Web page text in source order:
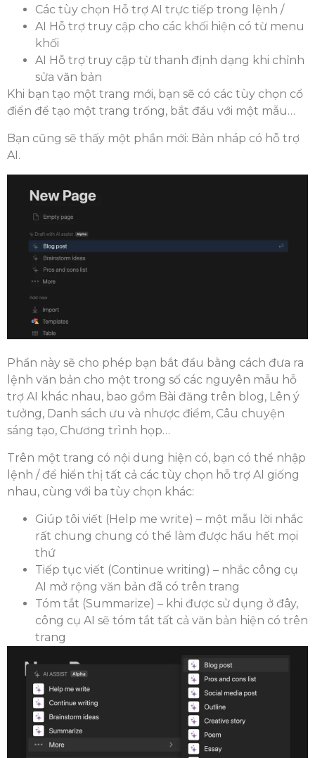
Các tùy chọn Hỗ trợ AI trực tiếp trong lệnh /
AI Hỗ trợ truy cập cho các khối hiện có từ menu
khối
AI Hỗ trợ truy cập từ thanh định dạng khi chỉnh
sửa văn bản
Khi bạn tạo một trang mới, bạn sẽ có các tùy chọn cổ
điển để tạo một trang trống, bắt đầu với một mẫu…
Bạn cũng sẽ thấy một phần mới: Bản nháp có hỗ trợ
AI.
Phần này sẽ cho phép bạn bắt đầu bằng cách đưa ra
lệnh văn bản cho một trong số các nguyên mẫu hỗ
trợ AI khác nhau, bao gồm Bài đăng trên blog, Lên ý
tưởng, Danh sách ưu và nhược điểm, Câu chuyện
sáng tạo, Chương trình họp…
Trên một trang có nội dung hiện có, bạn có thể nhập
lệnh / để hiển thị tất cả các tùy chọn hỗ trợ AI giống
nhau, cùng với ba tùy chọn khác:
Giúp tôi viết (Help me write) – một mẫu lời nhắc
rất chung chung có thể làm được hầu hết mọi
thứ
Tiếp tục viết (Continue writing) – nhắc công cụ
AI mở rộng văn bản đã có trên trang
Tóm tắt (Summarize) – khi được sử dụng ở đây,
công cụ AI sẽ tóm tắt tất cả văn bản hiện có trên
trang